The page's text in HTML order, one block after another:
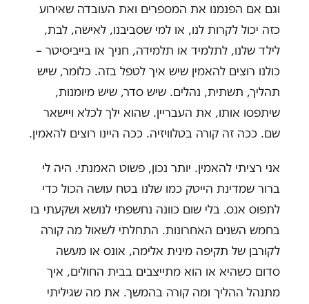
וגם אם הפנמנו את המספרים ואת העובדה שאירוע
כזה יכול לקרות לנו, או למי שסביבנו, לאישה, לבת,
לילד שלנו, לתלמיד או תלמידה, חניך או בייביסיטר –
כולנו רוצים להאמין שיש איך לטפל בזה. כלומר, שיש
תהליך, תשתית, נהלים. שיש סדר, שיש מיומנות,
שיתפסו אותו, את העבריין. שהוא ילך לכלא ויישאר
שם. ככה זה קורה בטלוויזיה. ככה היינו רוצים להאמין.
אני רציתי להאמין. יותר נכון, פשוט האמנתי. היה לי
ברור שמדינת הייטק כמו שלנו בטח עושה הכול כדי
לתפוס אנס. בלי שום כוונה נחשפתי לנושא ושקעתי בו
בחמש השנים האחרונות. התחלתי לשאול מה קורה
לקורבן של תקיפה מינית אלימה, אונס או מעשה
סדום כשהיא או הוא מתייצבים בבית החולים, איך
מתנהל ההליך ומה קורה בהמשך. את מה שגיליתי